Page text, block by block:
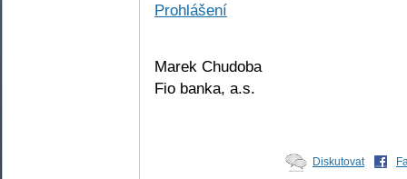
Prohlášení
Marek Chudoba
Fio banka, a.s.
Diskutovat